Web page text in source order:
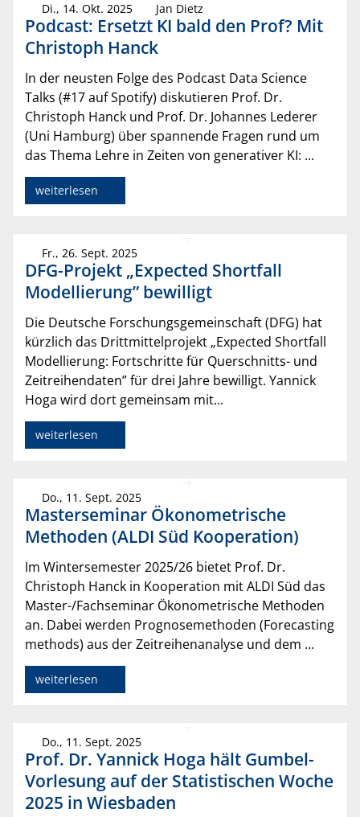
Di., 14. Okt. 2025 Jan Dietz
Podcast: Ersetzt KI bald den Prof? Mit
Christoph Hanck
In der neusten Folge des Podcast Data Science
Talks (#17 auf Spotify) diskutieren Prof. Dr.
Christoph Hanck und Prof. Dr. Johannes Lederer
(Uni Hamburg) über spannende Fragen rund um
das Thema Lehre in Zeiten von generativer KI: ...
weiterlesen
Fr., 26. Sept. 2025
DFG-Projekt „Expected Shortfall
Modellierung” bewilligt
Die Deutsche Forschungsgemeinschaft (DFG) hat
kürzlich das Drittmittelprojekt „Expected Shortfall
Modellierung: Fortschritte für Querschnitts- und
Zeitreihendaten” für drei Jahre bewilligt. Yannick
Hoga wird dort gemeinsam mit...
weiterlesen
Do., 11. Sept. 2025
Masterseminar Ökonometrische
Methoden (ALDI Süd Kooperation)
Im Wintersemester 2025/26 bietet Prof. Dr.
Christoph Hanck in Kooperation mit ALDI Süd das
Master-/Fachseminar Ökonometrische Methoden
an. Dabei werden Prognosemethoden (Forecasting
methods) aus der Zeitreihenanalyse und dem ...
weiterlesen
Do., 11. Sept. 2025
Prof. Dr. Yannick Hoga hält Gumbel-
Vorlesung auf der Statistischen Woche
2025 in Wiesbaden